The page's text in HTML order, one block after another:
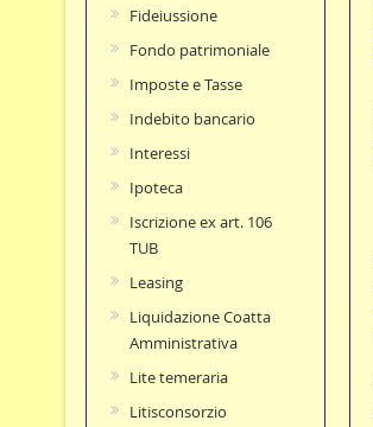
Fideiussione
Fondo patrimoniale
Imposte e Tasse
Indebito bancario
Interessi
Ipoteca
Iscrizione ex art. 106
TUB
Leasing
Liquidazione Coatta
Amministrativa
Lite temeraria
Litisconsorzio